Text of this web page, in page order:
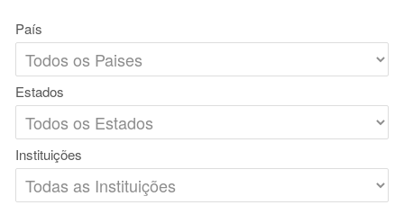
País
Estados
Instituições